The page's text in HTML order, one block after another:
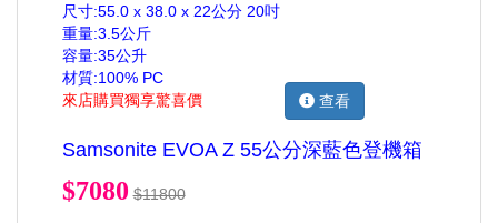
尺寸:55.0 x 38.0 x 22公分 20吋
重量:3.5公斤
容量:35公升
材質:100% PC
來店購買獨享驚喜價
查看
Samsonite EVOA Z 55公分深藍色登機箱
$7080 $11800